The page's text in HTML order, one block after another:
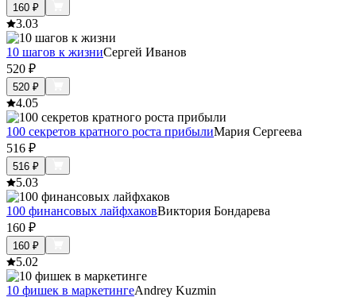
160 ₽
3.03
10 шагов к жизниСергей Иванов
520 ₽
520 ₽
4.05
100 секретов кратного роста прибылиМария Сергеева
516 ₽
516 ₽
5.03
100 финансовых лайфхаковВиктория Бондарева
160 ₽
160 ₽
5.02
10 фишек в маркетингеAndrey Kuzmin